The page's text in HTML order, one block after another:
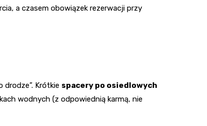
a czasem obowiązek rezerwacji przy
Krótkie spacery po osiedlowych
wodnych (z odpowiednią karmą, nie